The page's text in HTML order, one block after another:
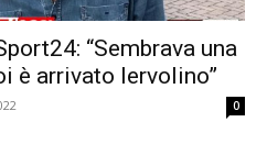
“Sembrava una
è arrivato Iervolino”
0